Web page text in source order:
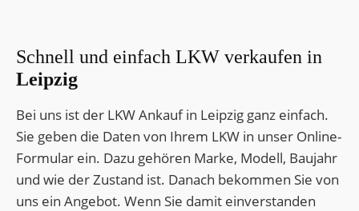
Schnell und einfach LKW verkaufen in
Leipzig
Bei uns ist der LKW Ankauf in Leipzig ganz einfach.
Sie geben die Daten von Ihrem LKW in unser Online-
Formular ein. Dazu gehören Marke, Modell, Baujahr
und wie der Zustand ist. Danach bekommen Sie von
uns ein Angebot. Wenn Sie damit einverstanden